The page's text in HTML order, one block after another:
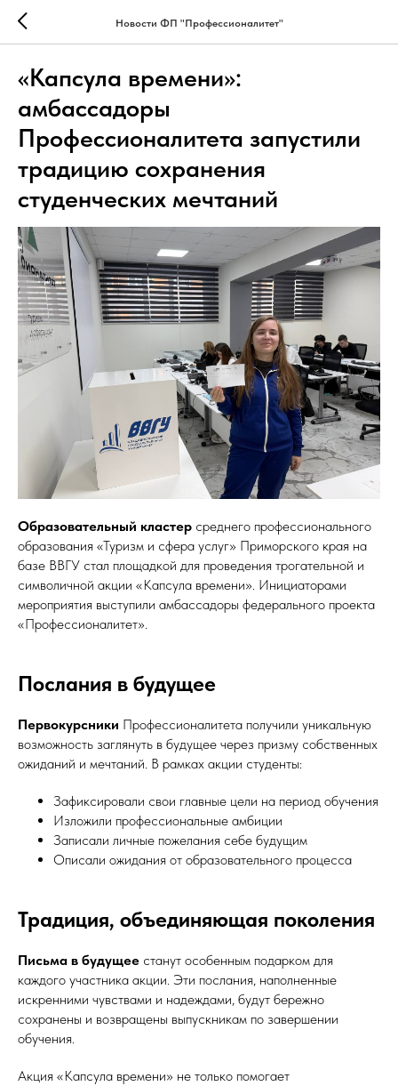
Новости ФП "Профессионалитет"
«Капсула времени»:
амбассадоры
Профессионалитета запустили
традицию сохранения
студенческих мечтаний
Образовательный кластер среднего профессионального
образования «Туризм и сфера услуг» Приморского края на
базе ВВГУ стал площадкой для проведения трогательной и
символичной акции «Капсула времени». Инициаторами
мероприятия выступили амбассадоры федерального проекта
«Профессионалитет».
Послания в будущее
Первокурсники Профессионалитета получили уникальную
возможность заглянуть в будущее через призму собственных
ожиданий и мечтаний. В рамках акции студенты:
Зафиксировали свои главные цели на период обучения
Изложили профессиональные амбиции
Записали личные пожелания себе будущим
Описали ожидания от образовательного процесса
Традиция, объединяющая поколения
Письма в будущее станут особенным подарком для
каждого участника акции. Эти послания, наполненные
искренними чувствами и надеждами, будут бережно
сохранены и возвращены выпускникам по завершении
обучения.
Акция «Капсула времени» не только помогает